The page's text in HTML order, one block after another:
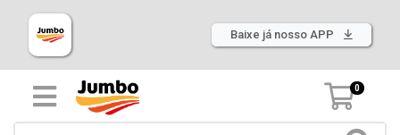
Baixe já nosso APP
0